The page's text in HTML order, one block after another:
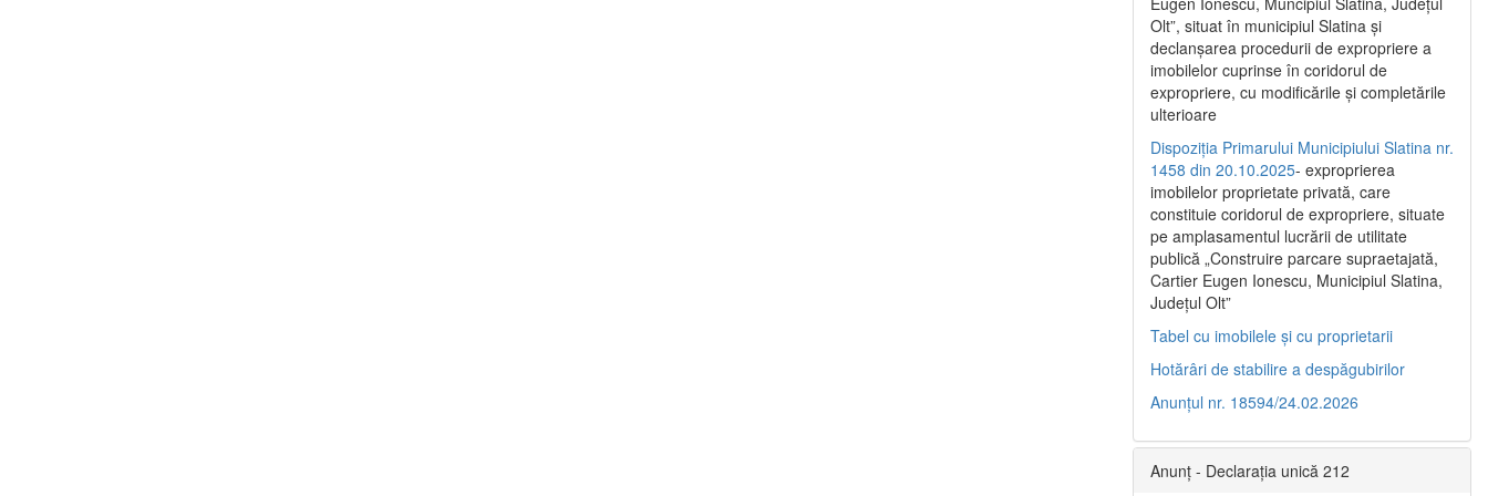
Olt”, situat în municipiul Slatina şi
declanşarea procedurii de expropriere a
imobilelor cuprinse în coridorul de
expropriere, cu modificările şi completările
ulterioare
Dispoziția Primarului Municipiului Slatina nr.
1458 din 20.10.2025- exproprierea
imobilelor proprietate privată, care
constituie coridorul de expropriere, situate
pe amplasamentul lucrării de utilitate
publică „Construire parcare supraetajată,
Cartier Eugen Ionescu, Municipiul Slatina,
Județul Olt”
Tabel cu imobilele și cu proprietarii
Hotărâri de stabilire a despăgubirilor
Anunțul nr. 18594/24.02.2026
Anunț - Declarația unică 212